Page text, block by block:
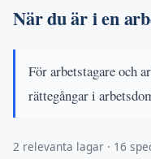
När du är i en
För arbetstagare och
rättegångar i
2 relevanta lagar · 16